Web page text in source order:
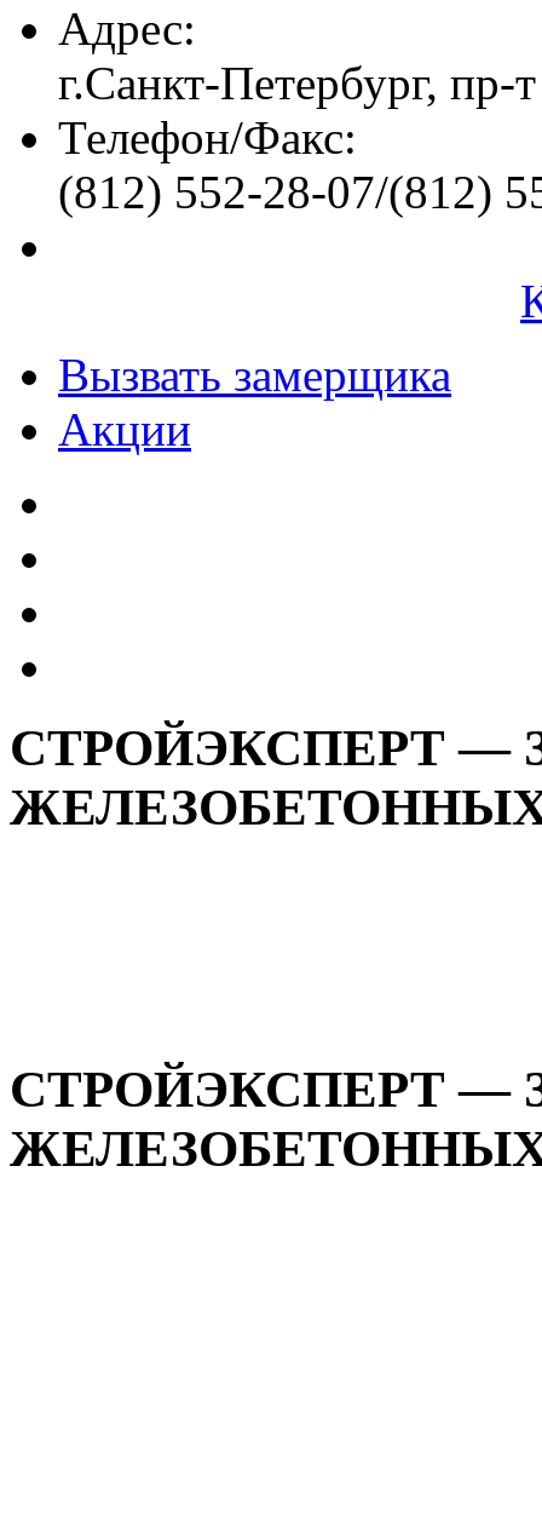
Адрес:
г.Санкт-Петербург, пр-
Телефон/Факс:
(812) 552-28-07/(812)
Вызвать замерщика
Акции
СТРОЙЭКСПЕРТ —
СТРОЙЭКСПЕРТ —
ЖЕЛЕЗОБЕТОННЫХ